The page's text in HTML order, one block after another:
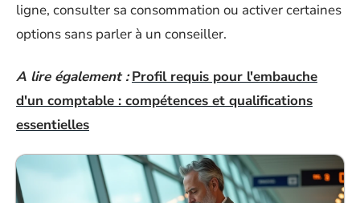
ligne, consulter sa consommation ou activer certaines
options sans parler à un conseiller.
A lire également : Profil requis pour l'embauche
d'un comptable : compétences et qualifications
essentielles